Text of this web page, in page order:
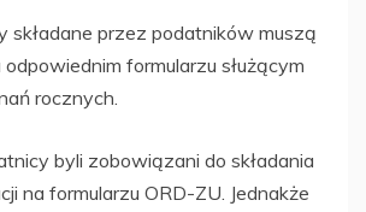
składane przez podatników muszą
formularzu służącym
rocznych.
byli zobowiązani do składania
na formularzu ORD-ZU. Jednakże